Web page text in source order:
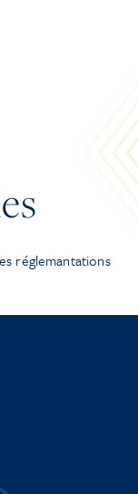
réglemantations